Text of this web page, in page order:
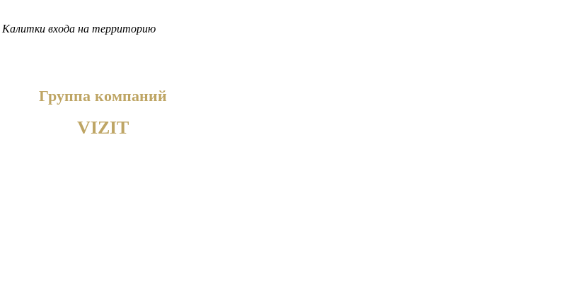
Калитки входа на территорию
Группа компаний
VIZIT